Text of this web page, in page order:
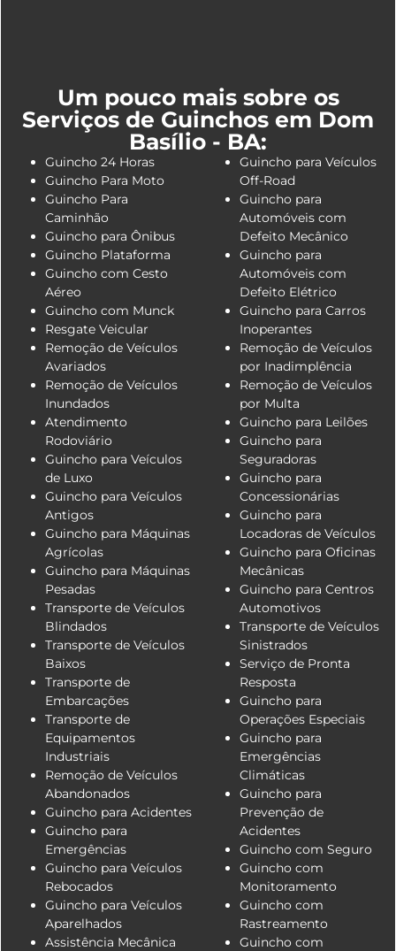
Um pouco mais sobre os
Serviços de Guinchos em Dom
Basílio - BA:
Guincho 24 Horas
Guincho Para Moto
Guincho Para
Caminhão
Guincho para Ônibus
Guincho Plataforma
Guincho com Cesto
Aéreo
Guincho com Munck
Resgate Veicular
Remoção de Veículos
Avariados
Remoção de Veículos
Inundados
Atendimento
Rodoviário
Guincho para Veículos
de Luxo
Guincho para Veículos
Antigos
Guincho para Máquinas
Agrícolas
Guincho para Máquinas
Pesadas
Transporte de Veículos
Blindados
Transporte de Veículos
Baixos
Transporte de
Embarcações
Transporte de
Equipamentos
Industriais
Remoção de Veículos
Abandonados
Guincho para Acidentes
Guincho para
Emergências
Guincho para Veículos
Rebocados
Guincho para Veículos
Aparelhados
Assistência Mecânica
Guincho para Veículos
Off-Road
Guincho para
Automóveis com
Defeito Mecânico
Guincho para
Automóveis com
Defeito Elétrico
Guincho para Carros
Inoperantes
Remoção de Veículos
por Inadimplência
Remoção de Veículos
por Multa
Guincho para Leilões
Guincho para
Seguradoras
Guincho para
Concessionárias
Guincho para
Locadoras de Veículos
Guincho para Oficinas
Mecânicas
Guincho para Centros
Automotivos
Transporte de Veículos
Sinistrados
Serviço de Pronta
Resposta
Guincho para
Operações Especiais
Guincho para
Emergências
Climáticas
Guincho para
Prevenção de
Acidentes
Guincho com Seguro
Guincho com
Monitoramento
Guincho com
Rastreamento
Guincho com